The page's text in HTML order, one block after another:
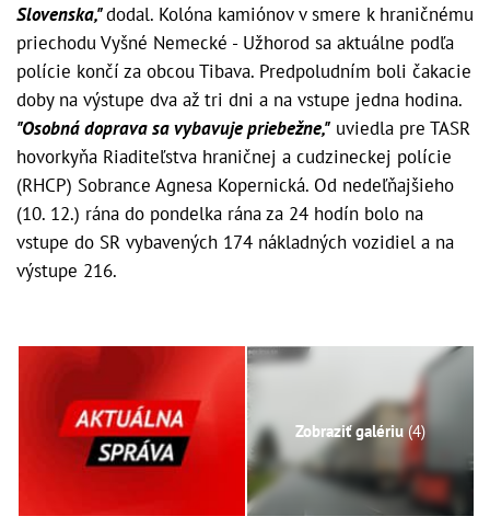
Slovenska,"dodal. Kolóna kamiónov v smere k hraničnému
priechodu Vyšné Nemecké - Užhorod sa aktuálne podľa
polície končí za obcou Tibava. Predpoludním boli čakacie
doby na výstupe dva až tri dni a na vstupe jedna hodina.
"Osobná doprava sa vybavuje priebežne," uviedla pre TASR
hovorkyňa Riaditeľstva hraničnej a cudzineckej polície
(RHCP) Sobrance Agnesa Kopernická. Od nedeľňajšieho
(10. 12.) rána do pondelka rána za 24 hodín bolo na
vstupe do SR vybavených 174 nákladných vozidiel a na
výstupe 216.
Zobraziť galériu(4)